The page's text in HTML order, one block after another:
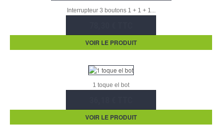
Interrupteur 3 boutons 1 + 1 + 1...
VOIR LE PRODUIT
1 toque el bot
VOIR LE PRODUIT